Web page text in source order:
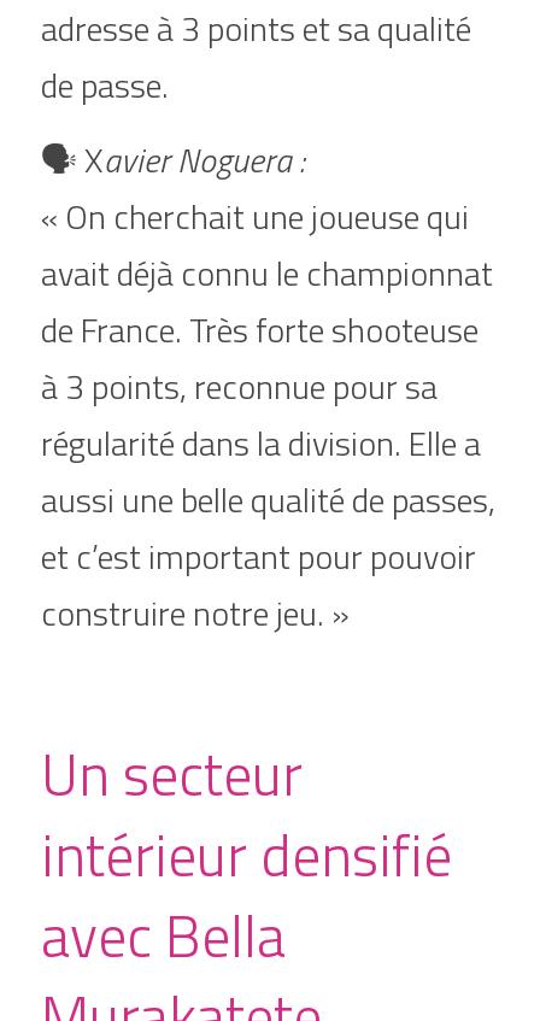
adresse à 3 points et sa qualité
de passe.
🗣️ Xavier Noguera :
« On cherchait une joueuse qui
avait déjà connu le championnat
de France. Très forte shooteuse
à 3 points, reconnue pour sa
régularité dans la division. Elle a
aussi une belle qualité de passes,
et c’est important pour pouvoir
construire notre jeu. »
Un secteur
intérieur densifié
avec Bella